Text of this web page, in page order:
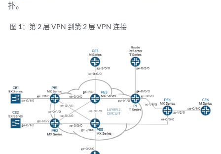
扑。
图 1： 第 2 层 VPN 到第 2 层 VPN 连接